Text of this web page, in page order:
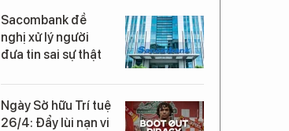
Sacombank đề
nghị xử lý người
đưa tin sai sự thật
Ngày Sở hữu Trí tuệ
26/4: Đẩy lùi nạn vi